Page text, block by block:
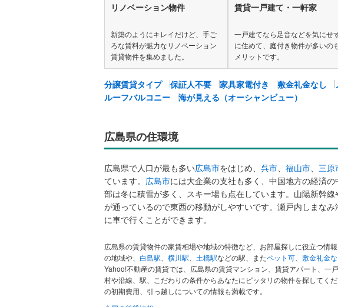
リノベーション物件
新築のようにキレイだけど、手ご
ろな賃料が魅力なリノベーション
賃貸物件を集めました。
賃貸一戸建て・一軒家
一戸建てなら足音などを気にせ
に住めて、庭付き物件が多いの
メリットです。
分譲賃貸タイプ 保証人不要 家具家電付き 敷金礼金なし
ルーフバルコニー
海が見える（オーシャンビュー）
広島県の住環境
広島県で人口が最も多い広島市をはじめ、 呉市 福山市 三原
ています。 広島市には大企業の支社も多く、中国地方の経済
部は冬に積雪が多く、スキー場も点在しています。山陽新幹
が通っているので東西の移動がしやすいです。瀬戸内しまなみ
に車で行くことができます。
広島県の賃貸物件の家賃相場や地域の特徴など、お部屋探しに役立つ情報
の地域や、 白島駅 横川駅 土橋駅などの駅、またペット可 敷金礼金
Yahoo!不動産の賃貸では、広島県の賃貸マンション、賃貸アパート、一
村や沿線、駅、こだわりの条件からあなたにピッタリの物件を探してく
の初期費用、引っ越しについての情報も満載です。